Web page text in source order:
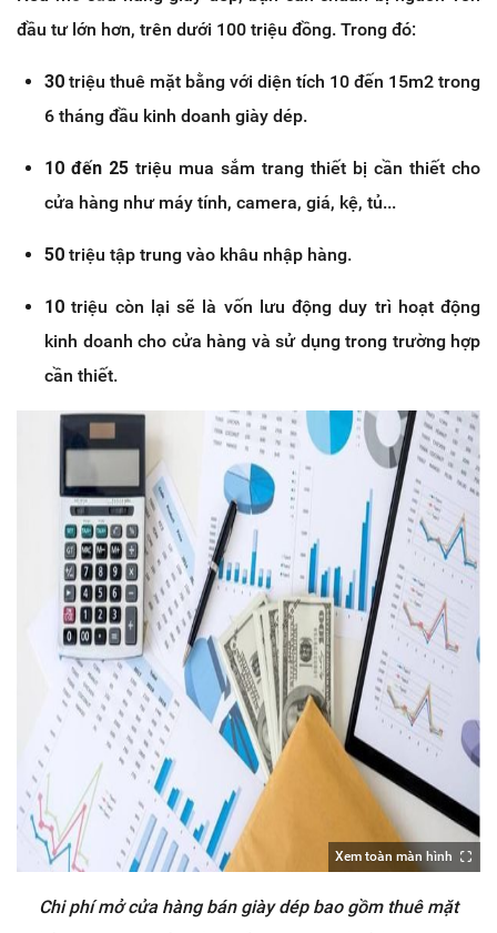
đầu tư lớn hơn, trên dưới 100 triệu đồng. Trong đó:
30 triệu thuê mặt bằng với diện tích 10 đến 15m2 trong
6 tháng đầu kinh doanh giày dép.
10 đến 25 triệu mua sắm trang thiết bị cần thiết cho
cửa hàng như máy tính, camera, giá, kệ, tủ...
50 triệu tập trung vào khâu nhập hàng.
10 triệu còn lại sẽ là vốn lưu động duy trì hoạt động
kinh doanh cho cửa hàng và sử dụng trong trường hợp
cần thiết.
Xem toàn màn hình
Chi phí mở cửa hàng bán giày dép bao gồm thuê mặt